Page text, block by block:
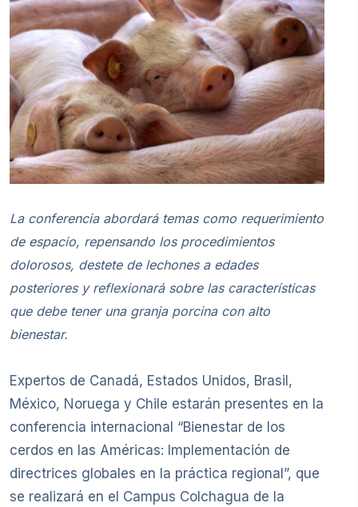
La conferencia abordará temas como requerimiento
de espacio, repensando los procedimientos
dolorosos, destete de lechones a edades
posteriores y reflexionará sobre las características
que debe tener una granja porcina con alto
bienestar.
Expertos de Canadá, Estados Unidos, Brasil,
México, Noruega y Chile estarán presentes en la
conferencia internacional “Bienestar de los
cerdos en las Américas: Implementación de
directrices globales en la práctica regional”, que
se realizará en el Campus Colchagua de la